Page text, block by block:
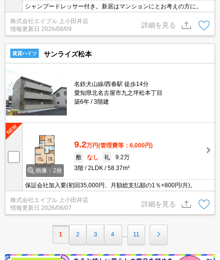
シャンプードレッサー付き。新居はマンションにとお考えの方に。
株式会社エイブル 上小田井店
情報更新日 2026/08/09
詳細を見る
賃貸ハイツ サンライズ松本
名鉄犬山線/西春駅 徒歩14分
愛知県北名古屋市九之坪松本丁目
築6年
3階建
画像：2枚
9.2万円(管理費等：6,000円)
敷
なし 礼
9.2万
3階
2LDK 58.37m²
保証会社加入要(初回35,000円、月額総支払額の1％+800円/月)。
株式会社エイブル 上小田井店
情報更新日 2026/08/07
詳細を見る
1 2 3 4 11